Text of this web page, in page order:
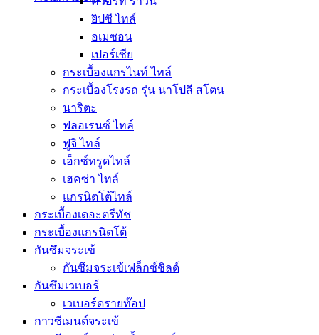
ยิปซี ไทล์
อเมซอน
เปอร์เซีย
กระเบื้องแกรไนท์ ไทล์
กระเบื้องโรงรถ รุ่น นาโปลี สโตน
นาริตะ
ฟลอเรนซ์ ไทล์
ฟูจิ ไทล์
เอ็กซ์ทรูดไทล์
เฮคซ่า ไทล์
แกรนิตโต้ไทล์
กระเบื้องเดอะตรีทัช
กระเบื้องแกรนิตโต้
กันซึมจระเข้
กันซึมจระเข้เฟล็กซ์ชิลด์
กันซึมเวเบอร์
เวเบอร์ดรายท๊อป
กาวซีเมนต์จระเข้